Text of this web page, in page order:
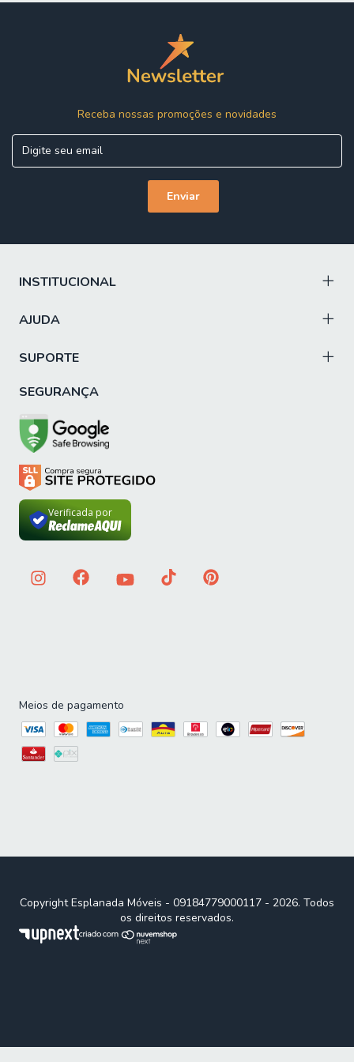
COLCHÃO CONTÉM: ANTI MOFO: prolonga a vida útil do
/ ANTI ALÉRGICO: proporciona noites de sono mais
tranquilas, saudáveis e livres de irritações / ANTI ÁCARO:
mantém o ambiente de descanso mais puro, higiênico e
OBSERVAÇÃO: O colchão conta com uma base em EPS,
garante maior firmeza e prolonga a vida útil do colchão
TECIDO DO BOX: Suede
ESTRUTURA: Madeira de reflorestamento
pés/cabeceira
GARANTIA DO COLCHÃO: 12 meses pelo fabricante
Importante sobre a entrega: A entrega é realizada até a
portaria ou porta de entrada do endereço indicado, desde
que o acesso seja permitido. Para locais com portaria, a
entrega será feita no piso térreo. Não realizamos
montagem, desmontagem, transporte por escadas ou
içamento. É responsabilidade do cliente verificar se as
dimensões do produto são compatíveis com portas,
elevadores e corredores. Evite imprevistos: confira todos
Receba nossas promoções e novidades
INSTITUCIONAL
AJUDA
SUPORTE
SEGURANÇA
Verificada por
Meios de pagamento
Copyright Esplanada Móveis - 09184779000117 - 2026. Todos
os direitos reservados.